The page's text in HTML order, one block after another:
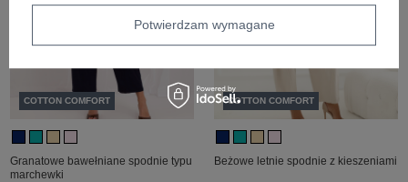
COTTON COMFORT
Granatowe bawełniane spodnie typu
marchewki
COTTON COMFORT
Beżowe letnie spodnie z kieszeniami
Potwierdzam wymagane